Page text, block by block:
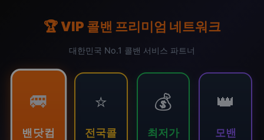
🏆 VIP 콜밴 프리미엄 네트워크
대한민국 No.1 콜밴 서비스 파트너
🚐
밴닷컴
⭐
전국콜
💰
최저가
👑
모밴